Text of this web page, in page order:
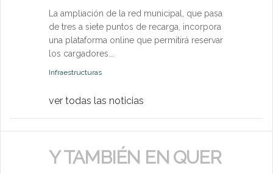
La ampliación de la red municipal, que pasa
de tres a siete puntos de recarga, incorpora
una plataforma online que permitirá reservar
los cargadores...
Infraestructuras
ver todas las noticias
Y TAMBIÉN EN QUER